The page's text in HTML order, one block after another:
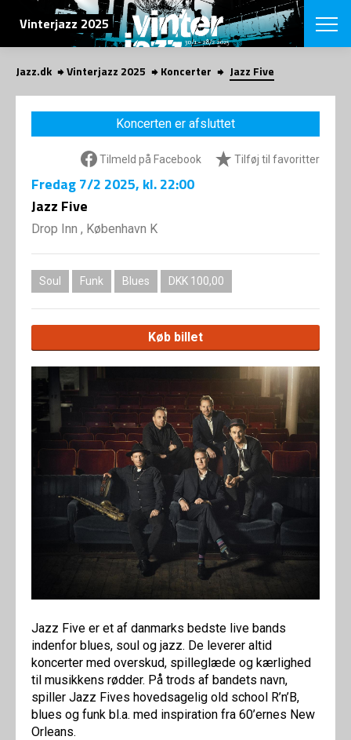
SØG
Vinterjazz 2025
English
VÆLG
COPENHAGEN
SHOP
Jazz.dk Vinterjazz 2025 Koncerter Jazz Five
Koncerten er afsluttet
Tilmeld på Facebook Tilføj til favoritter
Fredag7/2 2025, kl. 22:00
Jazz Five
Drop Inn , København K
Soul Funk Blues DKK 100,00
Køb billet
Jazz Five er et af danmarks bedste live bands
indenfor blues, soul og jazz. De leverer altid
koncerter med overskud, spilleglæde og kærlighed
til musikkens rødder. På trods af bandets navn,
spiller Jazz Fives hovedsagelig old school R’n’B,
blues og funk bl.a. med inspiration fra 60’ernes New
Orleans.